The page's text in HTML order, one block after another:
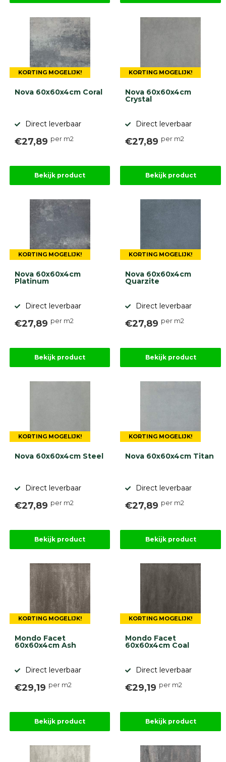
9.1
gebaseerd
KORTING MOGELIJK!
Nova 60x60x4cm Coral
Direct leverbaar
€27,89 per m2
Bekijk product
KORTING MOGELIJK!
Nova 60x60x4cm
Crystal
Direct leverbaar
€27,89 per m2
Bekijk product
KORTING MOGELIJK!
Nova 60x60x4cm
Platinum
Direct leverbaar
€27,89 per m2
Bekijk product
KORTING MOGELIJK!
Nova 60x60x4cm
Quarzite
Direct leverbaar
€27,89 per m2
Bekijk product
KORTING MOGELIJK!
Nova 60x60x4cm Steel
Direct leverbaar
€27,89 per m2
Bekijk product
KORTING MOGELIJK!
Nova 60x60x4cm Titan
Direct leverbaar
€27,89 per m2
Bekijk product
KORTING MOGELIJK!
Mondo Facet
60x60x4cm Ash
Direct leverbaar
€29,19 per m2
Bekijk product
KORTING MOGELIJK!
Mondo Facet
60x60x4cm Coal
Direct leverbaar
€29,19 per m2
Bekijk product